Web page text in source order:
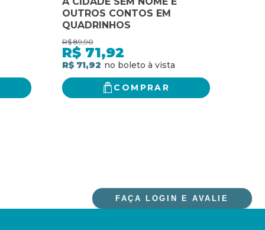
OUTROS CONTOS EM
QUADRINHOS
R$ 89,90
R$ 71,92
R$ 71,92
COMPRAR
FAÇA LOGIN E AVALIE